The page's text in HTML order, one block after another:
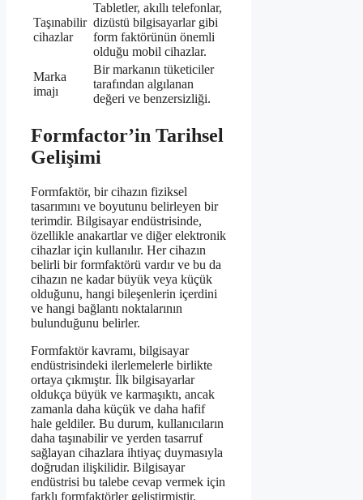
Taşınabilir
cihazlar
Tabletler, akıllı telefonlar,
dizüstü bilgisayarlar gibi
form faktörünün önemli
olduğu mobil cihazlar.
Marka
imajı
Bir markanın tüketiciler
tarafından algılanan
değeri ve benzersizliği.
Formfactor’in Tarihsel
Gelişimi
Formfaktör, bir cihazın fiziksel
tasarımını ve boyutunu belirleyen bir
terimdir. Bilgisayar endüstrisinde,
özellikle anakartlar ve diğer elektronik
cihazlar için kullanılır. Her cihazın
belirli bir formfaktörü vardır ve bu da
cihazın ne kadar büyük veya küçük
olduğunu, hangi bileşenlerin içerdini
ve hangi bağlantı noktalarının
bulunduğunu belirler.
Formfaktör kavramı, bilgisayar
endüstrisindeki ilerlemelerle birlikte
ortaya çıkmıştır. İlk bilgisayarlar
oldukça büyük ve karmaşıktı, ancak
zamanla daha küçük ve daha hafif
hale geldiler. Bu durum, kullanıcıların
daha taşınabilir ve yerden tasarruf
sağlayan cihazlara ihtiyaç duymasıyla
doğrudan ilişkilidir. Bilgisayar
endüstrisi bu talebe cevap vermek için
farklı formfaktörler geliştirmiştir.